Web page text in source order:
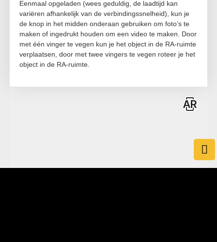
Eenmaal opgeladen (wees geduldig, de laadtijd kan
variëren afhankelijk van de verbindingssnelheid), kun je
de knop in het midden onderaan gebruiken om foto’s te
maken of ingedrukt houden om een video te maken. Door
met één vinger te vegen kun je het object in de RA-ruimte
verplaatsen, door met twee vingers te vegen roteer je het
object in de RA-ruimte.